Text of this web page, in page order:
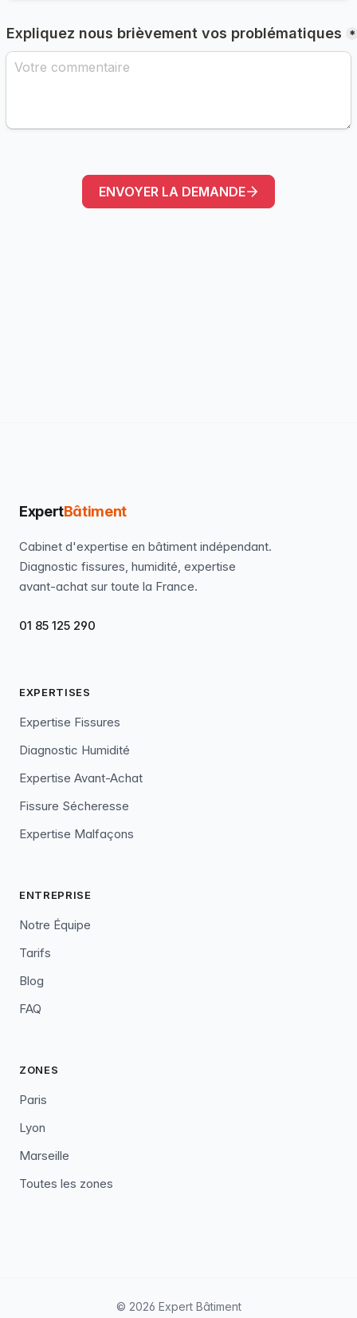
ExpertBâtiment
Cabinet d'expertise en bâtiment indépendant.
Diagnostic fissures, humidité, expertise
avant-achat sur toute la France.
01 85 125 290
EXPERTISES
Expertise Fissures
Diagnostic Humidité
Expertise Avant-Achat
Fissure Sécheresse
Expertise Malfaçons
ENTREPRISE
Notre Équipe
Tarifs
Blog
FAQ
ZONES
Paris
Lyon
Marseille
Toutes les zones
© 2026 Expert Bâtiment